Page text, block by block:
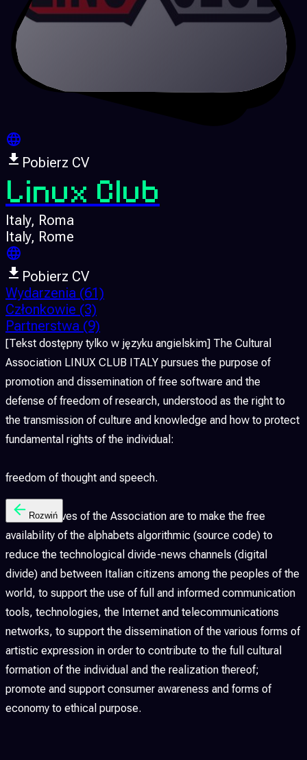
Pobierz CV
Linux Club
Italy, Roma
Italy, Rome
Pobierz CV
Wydarzenia (61)
Członkowie (3)
Partnerstwa (9)
[Tekst dostępny tylko w języku angielskim] The Cultural
Association LINUX CLUB ITALY pursues the purpose of
promotion and dissemination of free software and the
defense of freedom of research, understood as the right to
the transmission of culture and knowledge and how to protect
fundamental rights of the individual:
freedom of thought and speech.
The objectives of the Association are to make the free
availability of the alphabets algorithmic (source code) to
reduce the technological divide-news channels (digital
divide) and between Italian citizens among the peoples of the
world, to support the use of full and informed communication
tools, technologies, the Internet and telecommunications
networks, to support the dissemination of the various forms of
artistic expression in order to contribute to the full cultural
formation of the individual and the realization thereof;
promote and support consumer awareness and forms of
economy to ethical purpose.
Rozwiń